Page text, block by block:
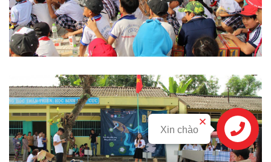
Xin chào